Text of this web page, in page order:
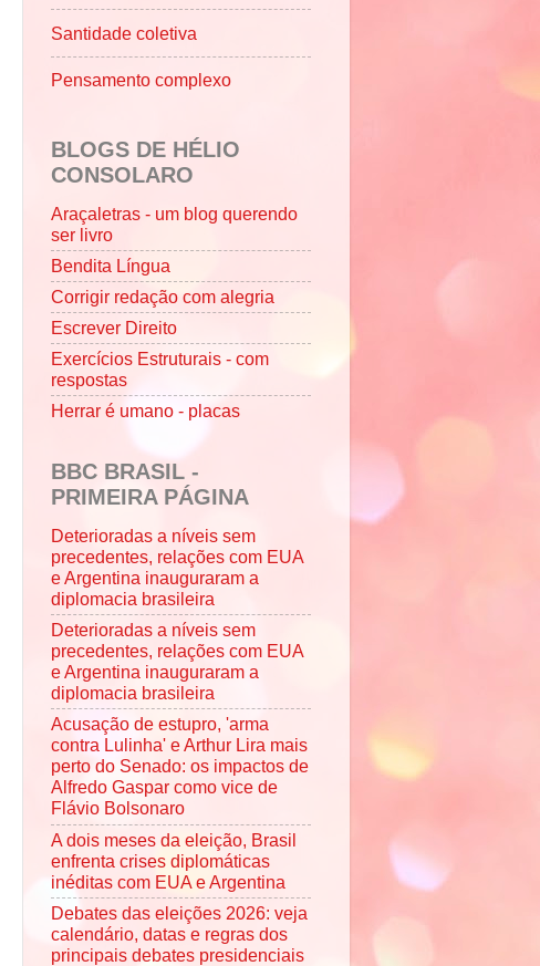
Santidade coletiva
Pensamento complexo
BLOGS DE HÉLIO
CONSOLARO
Araçaletras - um blog querendo
ser livro
Bendita Língua
Corrigir redação com alegria
Escrever Direito
Exercícios Estruturais - com
respostas
Herrar é umano - placas
BBC BRASIL -
PRIMEIRA PÁGINA
Deterioradas a níveis sem
precedentes, relações com EUA
e Argentina inauguraram a
diplomacia brasileira
Deterioradas a níveis sem
precedentes, relações com EUA
e Argentina inauguraram a
diplomacia brasileira
Acusação de estupro, 'arma
contra Lulinha' e Arthur Lira mais
perto do Senado: os impactos de
Alfredo Gaspar como vice de
Flávio Bolsonaro
A dois meses da eleição, Brasil
enfrenta crises diplomáticas
inéditas com EUA e Argentina
Debates das eleições 2026: veja
calendário, datas e regras dos
principais debates presidenciais